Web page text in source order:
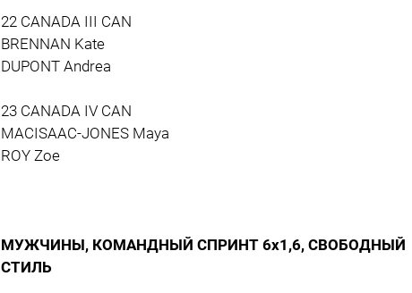
22 CANADA III CAN
BRENNAN Kate
DUPONT Andrea
23 CANADA IV CAN
MACISAAC-JONES Maya
ROY Zoe
МУЖЧИНЫ, КОМАНДНЫЙ СПРИНТ 6х1,6, СВОБОДНЫЙ
СТИЛЬ